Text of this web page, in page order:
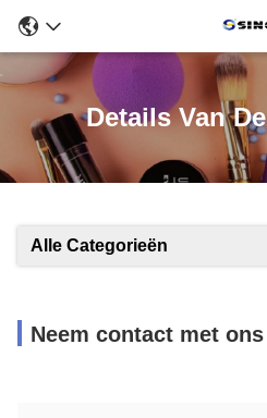
Details Van
Alle Categorieën
Neem contact met